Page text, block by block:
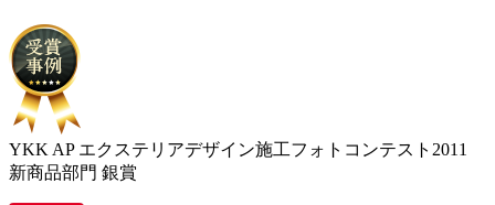
YKK AP エクステリアデザイン施工フォトコンテスト2011
新商品部門 銀賞